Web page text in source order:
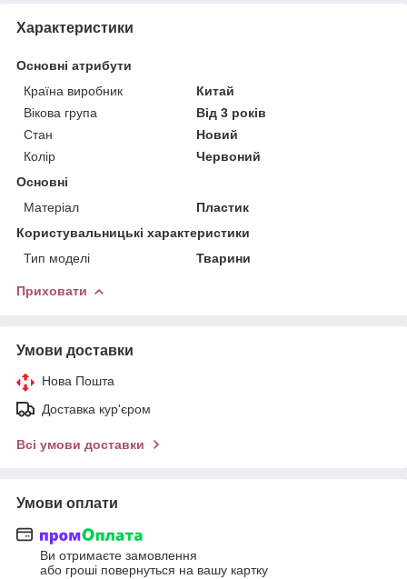
Характеристики
Основні атрибути
Країна виробник
Китай
Вікова група
Від 3 років
Стан
Новий
Колір
Червоний
Основні
Матеріал
Пластик
Користувальницькі характеристики
Тип моделі
Тварини
Приховати
Умови доставки
Нова Пошта
Доставка кур'єром
Всі умови доставки
Умови оплати
Ви отримаєте замовлення
або гроші повернуться на вашу картку